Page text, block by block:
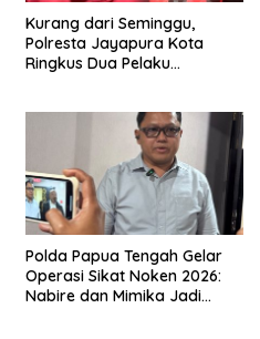
Kurang dari Seminggu,
Polresta Jayapura Kota
Ringkus Dua Pelaku
Polda Papua Tengah Gelar
Operasi Sikat Noken 2026:
Nabire dan Mimika Jadi